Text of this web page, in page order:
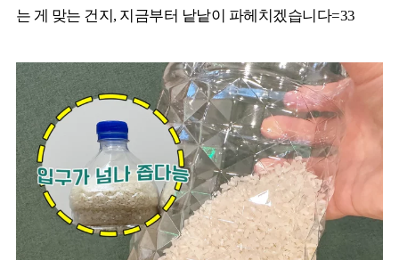
는 게 맞는 건지, 지금부터 낱낱이 파헤치겠습니다=33